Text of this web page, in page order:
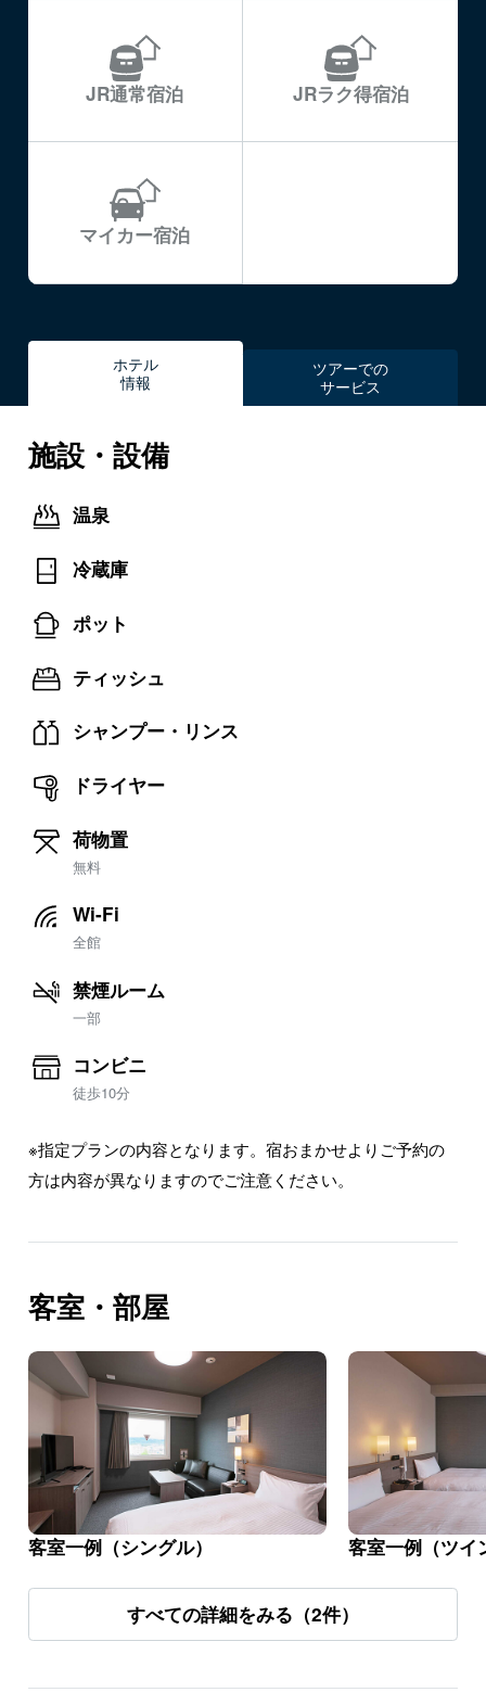
JR通常宿泊 JRラク得宿泊
マイカー宿泊
ホテル
情報
ツアーでの
サービス
施設・設備
温泉
冷蔵庫
ポット
ティッシュ
シャンプー・リンス
ドライヤー
荷物置
無料
Wi-Fi
全館
禁煙ルーム
一部
コンビニ
徒歩10分
※指定プランの内容となります。宿おまかせよりご予約の
方は内容が異なりますのでご注意ください。
客室・部屋
客室一例（シングル） 客室一例（ツイ
すべての詳細をみる（2件）